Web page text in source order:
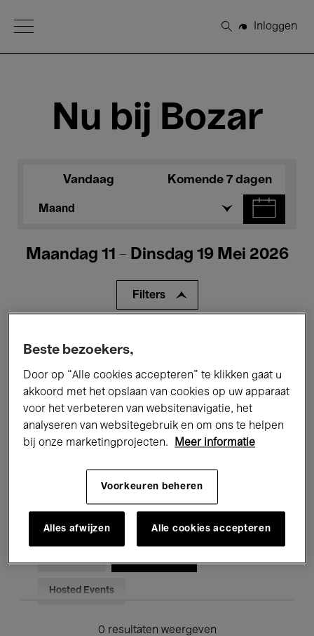
Open Menu
Zoeken
Inloggen
Nu bij Bozar
Vandaag Komende 7 dagen
Maand
Maandag 11 - Dinsdag 19 Mei 2026
Filters
Tentoonstellingen Films
Performances Lezingen & Debatten
Jazz Klassieke Muziek Global Music
Elektronische Muziek
Voor iedereen Kids’ Palace
Hosted Events
0 resultaten weergeven
Beste bezoekers,
Door op “Alle cookies accepteren” te klikken gaat u
akkoord met het opslaan van cookies op uw apparaat
voor het verbeteren van websitenavigatie, het
analyseren van websitegebruik en om ons te helpen
bij onze marketingprojecten.
Meer informatie
Voorkeuren beheren
Alles afwijzen Alle cookies accepteren